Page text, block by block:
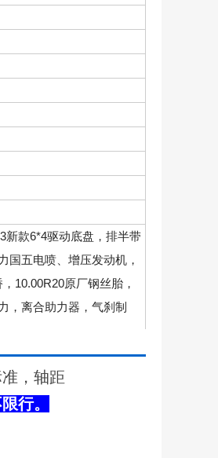
新款6*4驱动底盘，排半带
国五电喷、增压发动机，
10.00R20原厂钢丝胎，
，离合助力器，气刹制
，轴距
行。